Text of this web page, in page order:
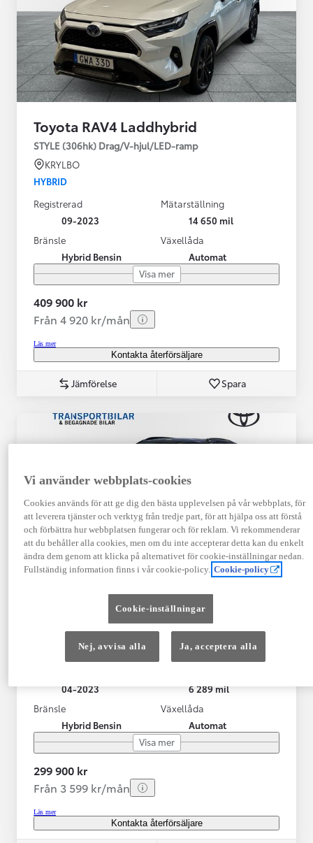
Toyota RAV4 Laddhybrid
STYLE (306hk) Drag/V-hjul/LED-ramp
KRYLBO
HYBRID
Registrerad
09-2023
Mätarställning
14 650 mil
Bränsle
Hybrid Bensin
Växellåda
Automat
Visa mer
409 900 kr
Från 4 920 kr/mån
Läs mer
Kontakta återförsäljare
Jämförelse Spara
Toyota Yaris Cross
Toyota Yaris Cross 1,5 Hybrid Adventure Drag V-Hjul
KRYLBO
04-2023
6 289 mil
Bränsle
Hybrid Bensin
Växellåda
Automat
Visa mer
299 900 kr
Från 3 599 kr/mån
Läs mer
Kontakta återförsäljare
Vi använder webbplats-cookies
Cookies används för att ge dig den bästa upplevelsen på vår webbplats, för
att leverera tjänster och verktyg från tredje part, för att hjälpa oss att förstå
och förbättra hur webbplatsen fungerar och för reklam. Vi rekommenderar
att du behåller alla cookies, men om du inte accepterar detta kan du enkelt
ändra dem genom att klicka på alternativet för cookie-inställningar nedan.
Fullständig information finns i vår cookie-policy. Cookie-policy
Cookie-inställningar
Nej, avvisa alla Ja, acceptera alla